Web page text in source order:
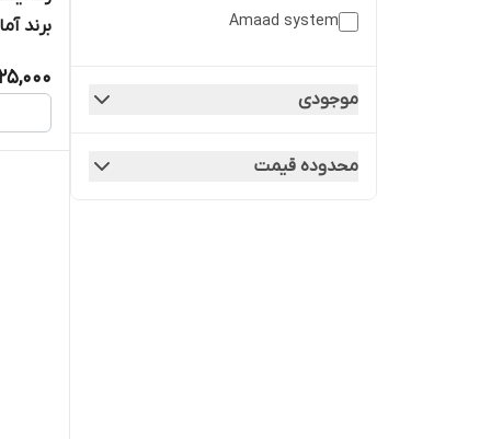
Amaad system
موجودی
محدوده قیمت
برند